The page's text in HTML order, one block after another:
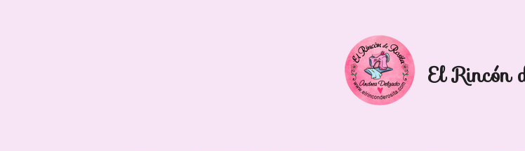
El Rincón